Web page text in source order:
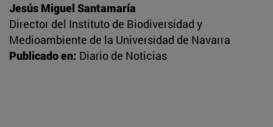
Jesús Miguel Santamaría
Director del Instituto de Biodiversidad y
Medioambiente de la Universidad de Navarra
Publicado en: Diario de Noticias